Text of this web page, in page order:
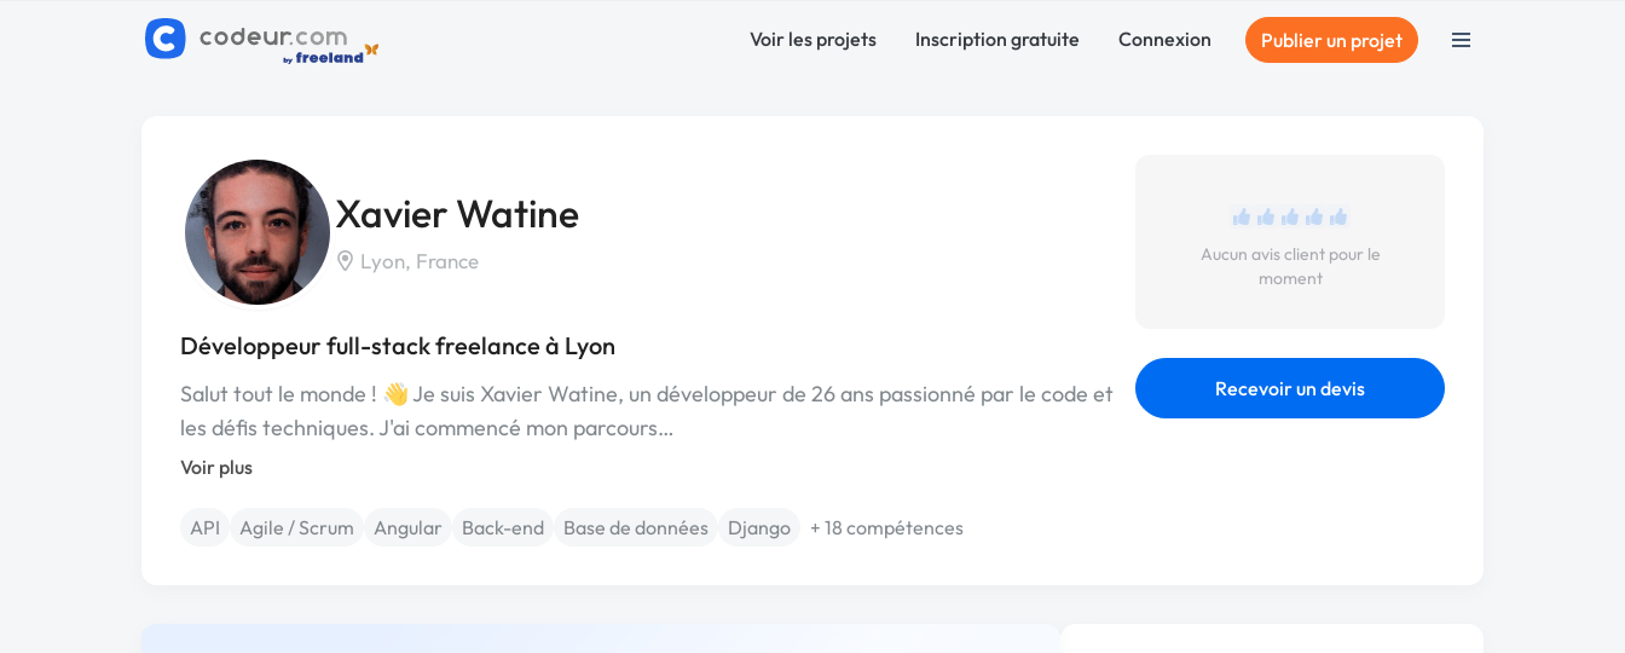
Voir les projets Inscription gratuite Connexion Publier un projet
Xavier Watine
Lyon, France
Développeur full-stack freelance à Lyon
Salut tout le monde ! 👋 Je suis Xavier Watine, un développeur de 26 ans passionné par le code et
les défis techniques. J'ai commencé mon parcours…
Voir plus
API Agile / Scrum Angular Back-end Base de données Django + 18 compétences
Aucun avis client pour le
moment
Recevoir un devis